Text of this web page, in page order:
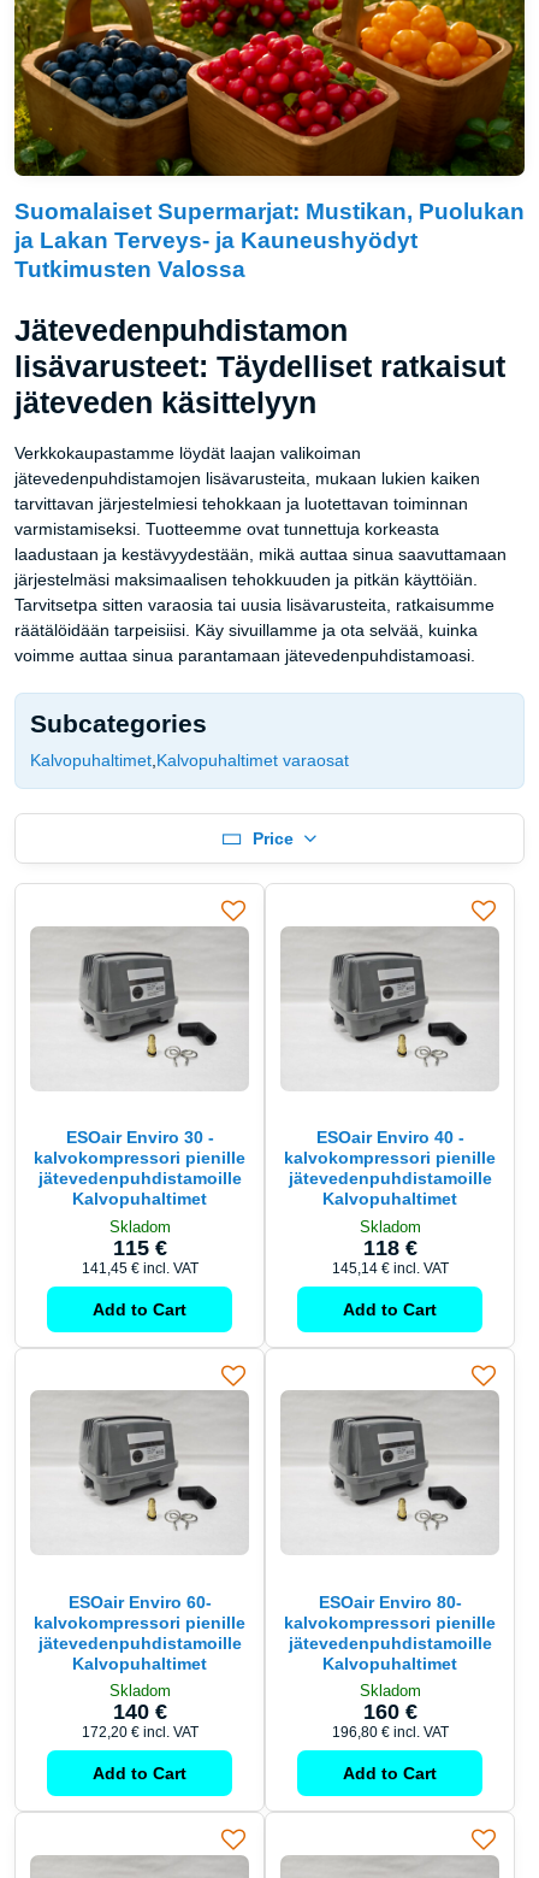
Suomalaiset Supermarjat: Mustikan, Puolukan
ja Lakan Terveys- ja Kauneushyödyt
Tutkimusten Valossa
Jätevedenpuhdistamon
lisävarusteet: Täydelliset ratkaisut
jäteveden käsittelyyn
Verkkokaupastamme löydät laajan valikoiman
jätevedenpuhdistamojen lisävarusteita, mukaan lukien kaiken
tarvittavan järjestelmiesi tehokkaan ja luotettavan toiminnan
varmistamiseksi. Tuotteemme ovat tunnettuja korkeasta
laadustaan ​​ja kestävyydestään, mikä auttaa sinua saavuttamaan
järjestelmäsi maksimaalisen tehokkuuden ja pitkän käyttöiän.
Tarvitsetpa sitten varaosia tai uusia lisävarusteita, ratkaisumme
räätälöidään tarpeisiisi. Käy sivuillamme ja ota selvää, kuinka
voimme auttaa sinua parantamaan jätevedenpuhdistamoasi.
Subcategories
Kalvopuhaltimet Kalvopuhaltimet varaosat
Price
ESOair Enviro 30 -
kalvokompressori pienille
jätevedenpuhdistamoille
Kalvopuhaltimet
Skladom
115 €
141,45 € incl. VAT
Add to Cart
ESOair Enviro 40 -
kalvokompressori pienille
jätevedenpuhdistamoille
Kalvopuhaltimet
Skladom
118 €
145,14 € incl. VAT
Add to Cart
ESOair Enviro 60-
kalvokompressori pienille
jätevedenpuhdistamoille
Kalvopuhaltimet
Skladom
140 €
172,20 € incl. VAT
Add to Cart
ESOair Enviro 80-
kalvokompressori pienille
jätevedenpuhdistamoille
Kalvopuhaltimet
Skladom
160 €
196,80 € incl. VAT
Add to Cart